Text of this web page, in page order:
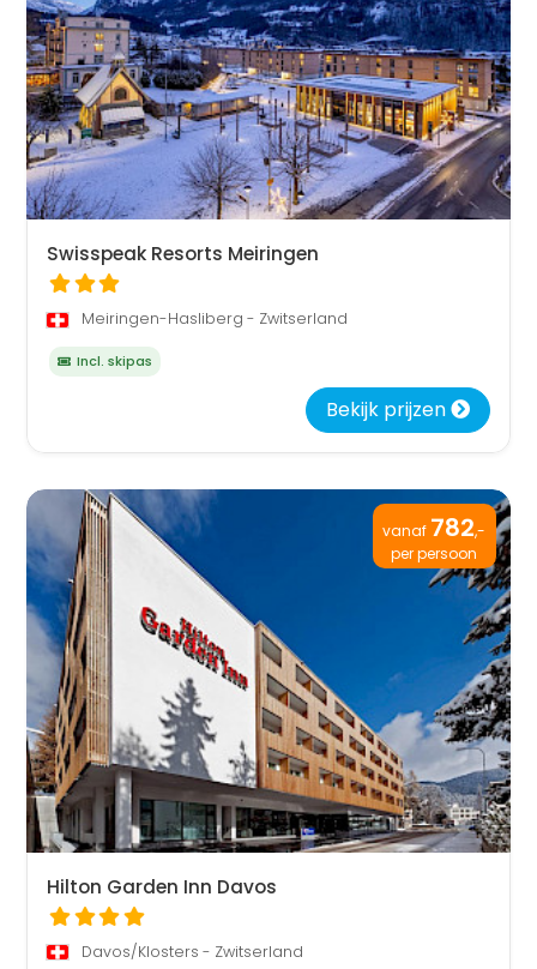
Swisspeak Resorts Meiringen
Meiringen-Hasliberg - Zwitserland
Incl. skipas
Bekijk prijzen
vanaf 782,-
per persoon
Hilton Garden Inn Davos
Davos/Klosters - Zwitserland